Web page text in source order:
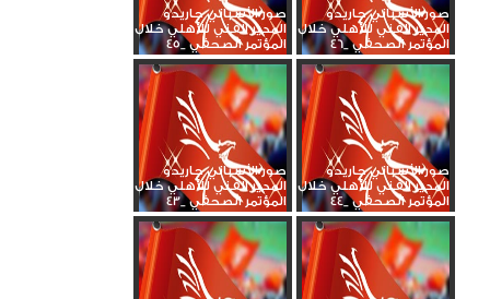
صور الأسباني جاريدو
المدير الفني للأهلي خلال
المؤتمر الصحفي _46
صور الأسباني جاريدو
المدير الفني للأهلي خلال
المؤتمر الصحفي _45
صور الأسباني جاريدو
المدير الفني للأهلي خلال
المؤتمر الصحفي _44
صور الأسباني جاريدو
المدير الفني للأهلي خلال
المؤتمر الصحفي _43